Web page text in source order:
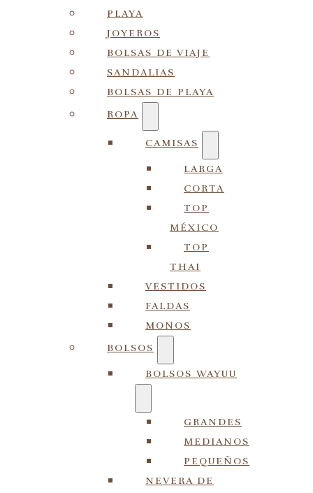
PLAYA
JOYEROS
BOLSAS DE VIAJE
SANDALIAS
BOLSAS DE PLAYA
ROPA
CAMISAS
LARGA
CORTA
TOP
MÉXICO
TOP
THAI
VESTIDOS
FALDAS
MONOS
BOLSOS
BOLSOS WAYUU
GRANDES
MEDIANOS
PEQUEÑOS
NEVERA DE